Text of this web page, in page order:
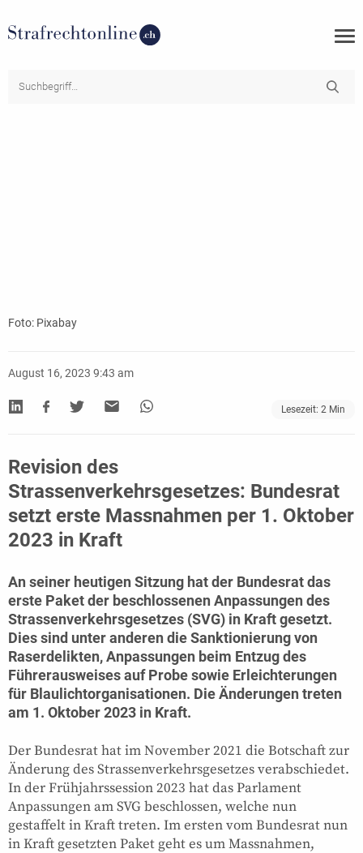
Foto: Pixabay
August 16, 2023 9:43 am
Lesezeit: 2 Min
Revision des
Strassenverkehrsgesetzes: Bundesrat
setzt erste Massnahmen per 1. Oktober
2023 in Kraft
An seiner heutigen Sitzung hat der Bundesrat das
erste Paket der beschlossenen Anpassungen des
Strassenverkehrsgesetzes (SVG) in Kraft gesetzt.
Dies sind unter anderen die Sanktionierung von
Raserdelikten, Anpassungen beim Entzug des
Führerausweises auf Probe sowie Erleichterungen
für Blaulichtorganisationen. Die Änderungen treten
am 1. Oktober 2023 in Kraft.
Der Bundesrat hat im November 2021 die Botschaft zur
Änderung des Strassenverkehrsgesetzes verabschiedet.
In der Frühjahrssession 2023 hat das Parlament
Anpassungen am SVG beschlossen, welche nun
gestaffelt in Kraft treten. Im ersten vom Bundesrat nun
in Kraft gesetzten Paket geht es um Massnahmen,